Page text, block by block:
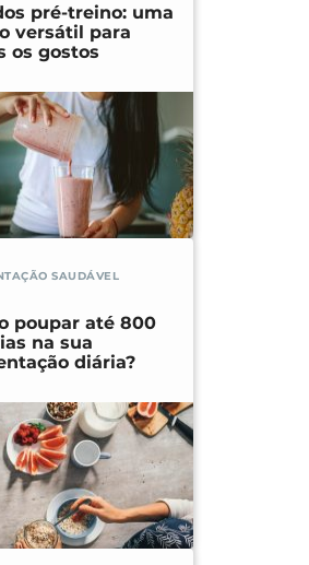
pré-treino: uma
versátil para
os gostos
SAUDÁVEL
poupar até 800
na sua
diária?